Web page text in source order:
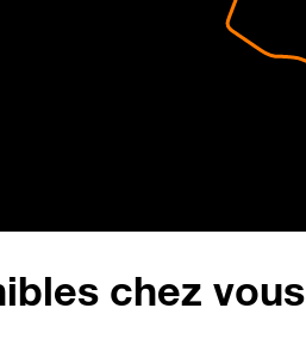
chez vous